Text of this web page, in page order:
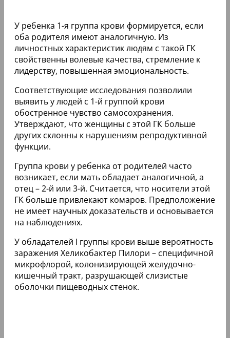
У ребенка 1-я группа крови формируется, если
оба родителя имеют аналогичную. Из
личностных характеристик людям с такой ГК
свойственны волевые качества, стремление к
лидерству, повышенная эмоциональность.
Соответствующие исследования позволили
выявить у людей с 1-й группой крови
обостренное чувство самосохранения.
Утверждают, что женщины с этой ГК больше
других склонны к нарушениям репродуктивной
функции.
Группа крови у ребенка от родителей часто
возникает, если мать обладает аналогичной, а
отец – 2-й или 3-й. Считается, что носители этой
ГК больше привлекают комаров. Предположение
не имеет научных доказательств и основывается
на наблюдениях.
У обладателей I группы крови выше вероятность
заражения Хеликобактер Пилори – специфичной
микрофлорой, колонизирующей желудочно-
кишечный тракт, разрушающей слизистые
оболочки пищеводных стенок.